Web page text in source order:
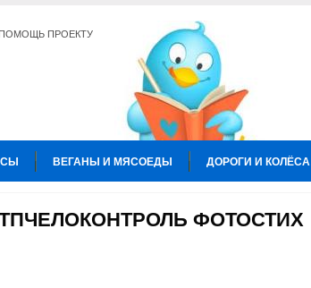
ПРОЕКТУ
ВЕГАНЫ И МЯСОЕДЫ ДОРОГИ И КОЛЁСА
ФОТОСТИХ